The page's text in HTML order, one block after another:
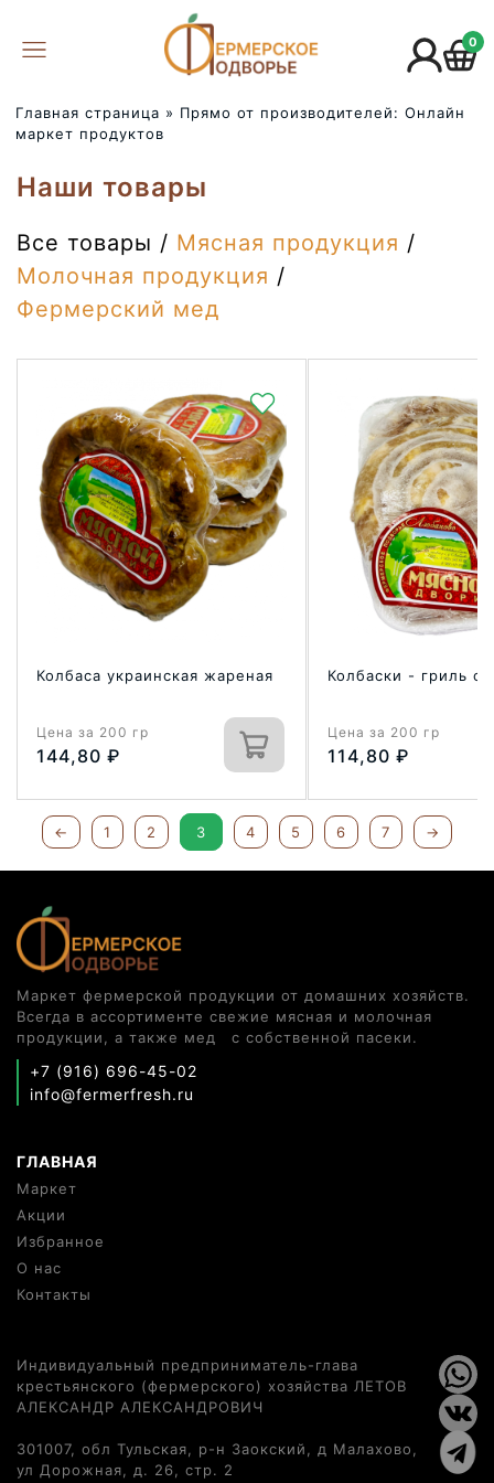
0
Главная страница » Прямо от производителей: Онлайн
маркет продуктов
Наши товары
Все товары / Мясная продукция /
Молочная продукция /
Фермерский мед
Колбаса украинская жареная
Цена за 200 гр
144,80 ₽
Колбаски - гриль с
Цена за 200 гр
114,80 ₽
← 1 2 3 4 5 6 7 →
Маркет фермерской продукции от домашних хозяйств.
Всегда в ассортименте свежие мясная и молочная
продукции, а также мед с собственной пасеки.
+7 (916) 696-45-02
info@fermerfresh.ru
ГЛАВНАЯ
Маркет
Акции
Избранное
О нас
Контакты
Индивидуальный предприниматель-глава
крестьянского (фермерского) хозяйства ЛЕТОВ
АЛЕКСАНДР АЛЕКСАНДРОВИЧ
301007, обл Тульская, р-н Заокский, д Малахово,
ул Дорожная, д. 26, стр. 2